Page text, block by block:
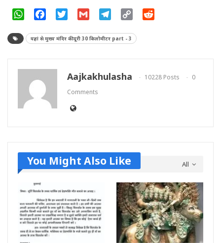
WhatsAppFacebookTwitter Gmail Telegram
Copy
यहां से मुख्य मंदिर की दूरी 30 किलोमीटर part - 3
Aajkakhulasha 10228 Posts
0
Comments
All
You Might Also Like